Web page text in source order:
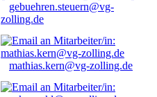
gebuehren.steuern@vg-
zolling.de
mathias.kern@vg-zolling.de